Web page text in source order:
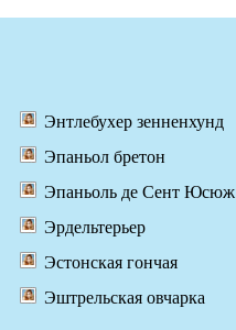
Энтлебухер зенненхунд
Эпаньол бретон
Эпаньоль де Сент Юсюж
Эрдельтерьер
Эстонская гончая
Эштрельская овчарка